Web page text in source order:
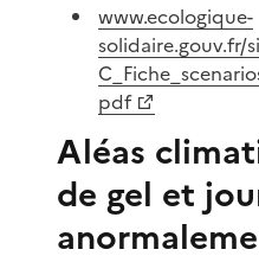
www.ecologique-
solidaire.gouv.fr/
pdf
Aléas
de gel et